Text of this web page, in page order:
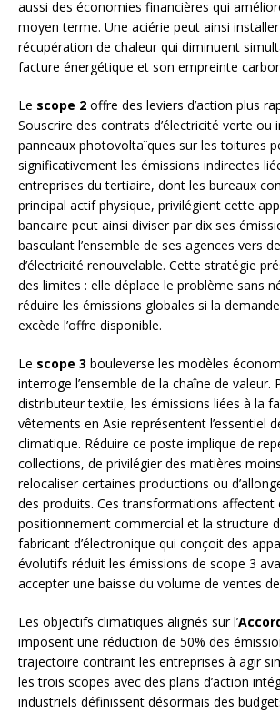
aussi des économies financières qui
moyen terme. Une aciérie peut ainsi
récupération de chaleur qui diminuent
facture énergétique et son empreinte
Le scope 2 offre des leviers d’action plus
Souscrire des contrats d’électricité verte ou
panneaux photovoltaïques sur les toitures
significativement les émissions indirectes
entreprises du tertiaire, dont les bureaux
principal actif physique, privilégient cette
bancaire peut ainsi diviser par dix ses
basculant l’ensemble de ses agences vers
d’électricité renouvelable. Cette stratégie
des limites : elle déplace le problème sans
réduire les émissions globales si la
excède l’offre disponible.
Le scope 3 bouleverse les modèles
interroge l’ensemble de la chaîne de valeur.
distributeur textile, les émissions liées à la
vêtements en Asie représentent l’essentiel
climatique. Réduire ce poste implique de
collections, de privilégier des matières
relocaliser certaines productions ou
des produits. Ces transformations affectent
positionnement commercial et la structure
fabricant d’électronique qui conçoit des
évolutifs réduit les émissions de scope 3
accepter une baisse du volume de ventes
Les objectifs climatiques alignés sur l’
imposent une réduction de 50% des
trajectoire contraint les entreprises à agir
les trois scopes avec des plans d’action
industriels définissent désormais des